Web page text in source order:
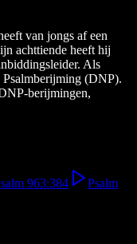
van jongs af een
achttiende heeft hij
Als
(DNP).
berijmingen,
963:384
Psalm